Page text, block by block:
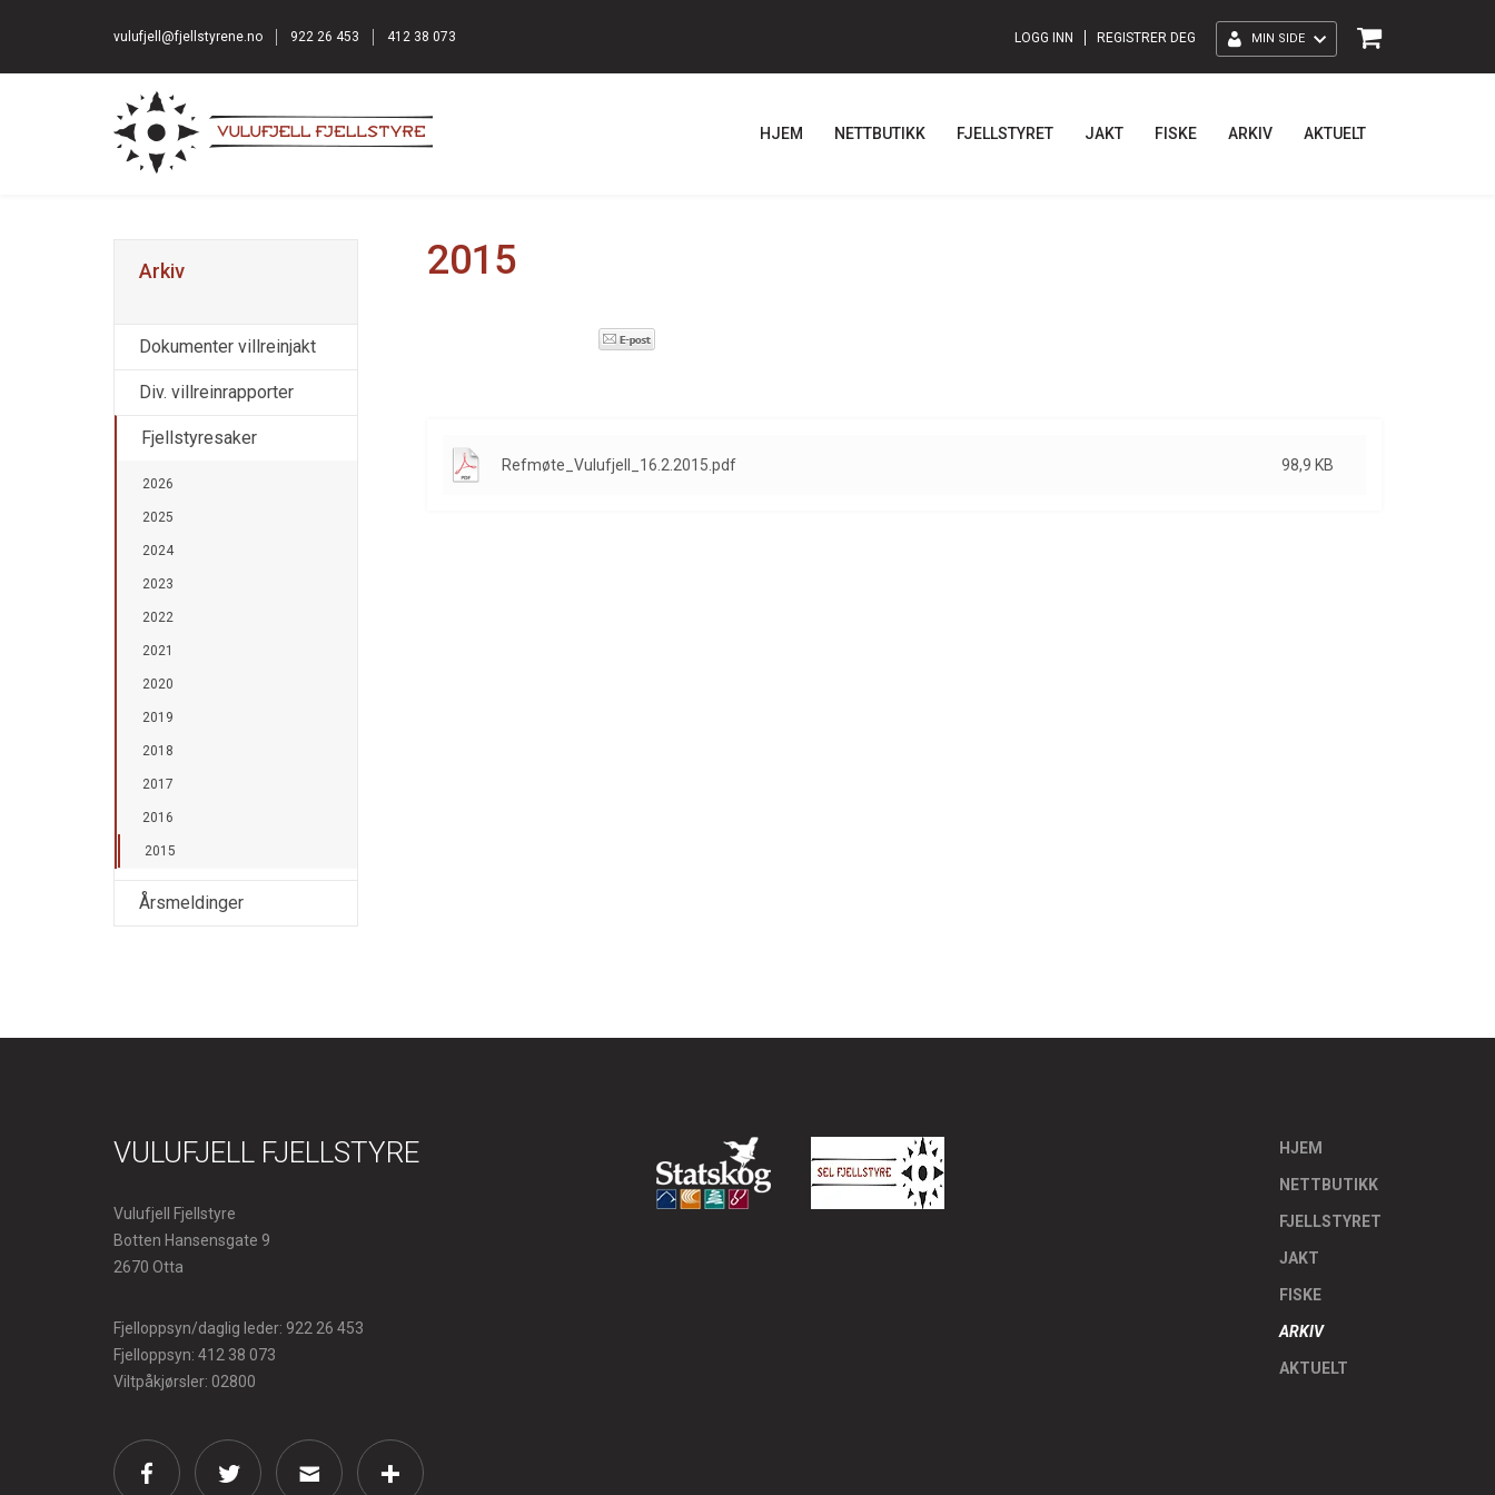
vulufjell@fjellstyrene.no 922 26 453 412 38 073 LOGG INN REGISTRER DEG MIN SIDE
HJEM NETTBUTIKK FJELLSTYRET JAKT FISKE ARKIV AKTUELT
Arkiv
Dokumenter villreinjakt
Div. villreinrapporter
Fjellstyresaker
2026
2025
2024
2023
2022
2021
2020
2019
2018
2017
2016
2015
Årsmeldinger
2015
Refmøte_Vulufjell_16.2.2015.pdf 98,9 KB
VULUFJELL FJELLSTYRE
Vulufjell Fjellstyre
Botten Hansensgate 9
2670 Otta
Fjelloppsyn/daglig leder: 922 26 453
Fjelloppsyn: 412 38 073
Viltpåkjørsler: 02800
HJEM
NETTBUTIKK
FJELLSTYRET
JAKT
FISKE
ARKIV
AKTUELT